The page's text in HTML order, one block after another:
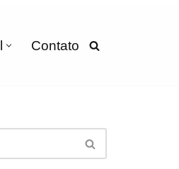
Contato